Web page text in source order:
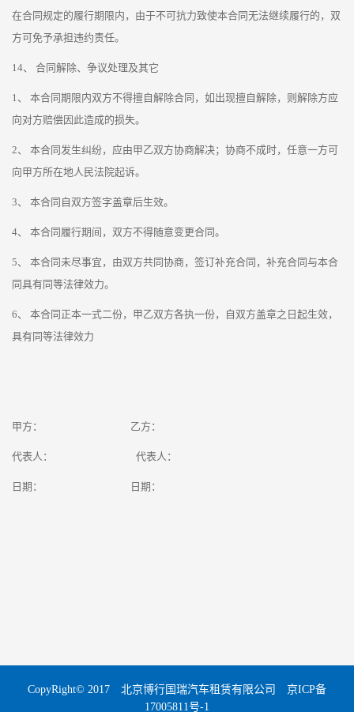
在合同规定的履行期限内，由于不可抗力致使本合同无法继续履行的，双
方可免予承担违约责任。
14、 合同解除、争议处理及其它
1、 本合同期限内双方不得擅自解除合同，如出现擅自解除，则解除方应
向对方赔偿因此造成的损失。
2、 本合同发生纠纷，应由甲乙双方协商解决；协商不成时，任意一方可
向甲方所在地人民法院起诉。
3、 本合同自双方签字盖章后生效。
4、 本合同履行期间，双方不得随意变更合同。
5、 本合同未尽事宜，由双方共同协商，签订补充合同，补充合同与本合
同具有同等法律效力。
6、 本合同正本一式二份，甲乙双方各执一份，自双方盖章之日起生效，
具有同等法律效力
甲方： 乙方：
代表人： 代表人：
日期： 日期：
CopyRight© 2017 北京博行国瑞汽车租赁有限公司 京ICP备
17005811号-1